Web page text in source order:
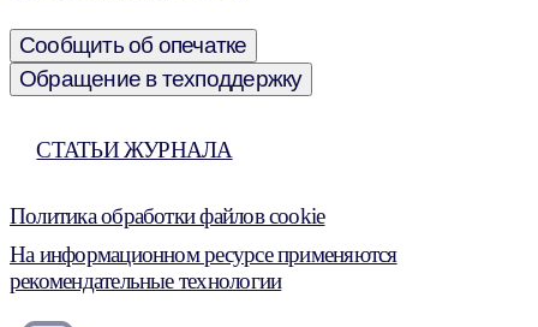
Сообщить об опечатке
Обращение в техподдержку
СТАТЬИ ЖУРНАЛА
Политика обработки файлов cookie
На информационном ресурсе применяются
рекомендательные технологии